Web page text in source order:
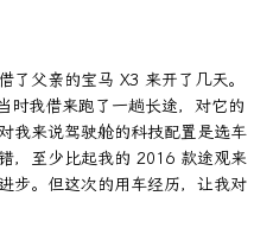
了父亲的宝马 X3 来开了几天。
时我借来跑了一趟长途，对它的
我来说驾驶舱的科技配置是选车
，至少比起我的 2016 款途观来
步。但这次的用车经历，让我对